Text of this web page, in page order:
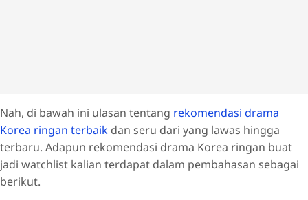
Nah, di bawah ini ulasan tentang rekomendasi drama
Korea ringan terbaik dan seru dari yang lawas hingga
terbaru. Adapun rekomendasi drama Korea ringan buat
jadi watchlist kalian terdapat dalam pembahasan sebagai
berikut.